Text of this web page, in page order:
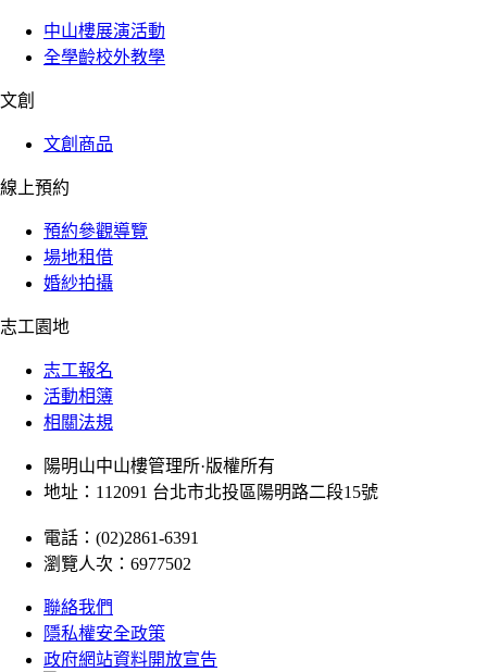
中山樓展演活動
全學齡校外教學
文創
文創商品
線上預約
預約參觀導覽
場地租借
婚紗拍攝
志工園地
志工報名
活動相簿
相關法規
陽明山中山樓管理所·版權所有
地址：112091 台北市北投區陽明路二段15號
電話：(02)2861-6391
瀏覽人次：6977502
聯絡我們
隱私權安全政策
政府網站資料開放宣告